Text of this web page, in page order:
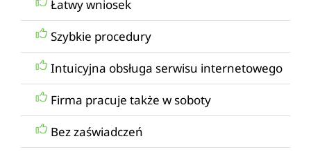
Łatwy wniosek
Szybkie procedury
Intuicyjna obsługa serwisu internetowego
Firma pracuje także w soboty
Bez zaświadczeń